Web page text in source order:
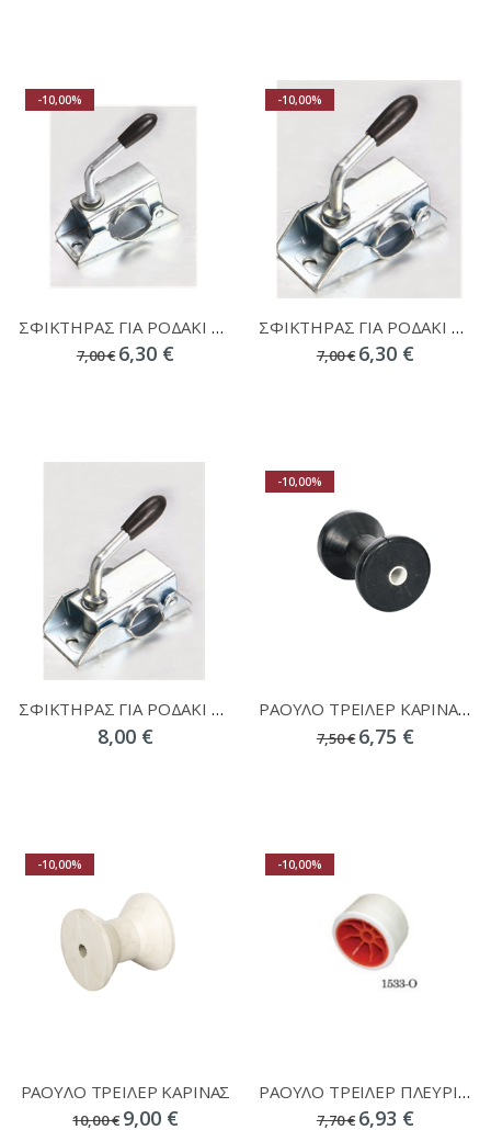
-10,00%
ΣΦΙΚΤΗΡΑΣ ΓΙΑ ΡΟΔΑΚΙ ΤΡΕΙΛΕΡ Φ 48mm 800Kgr 1510
7,00 € 6,30 €
-10,00%
ΣΦΙΚΤΗΡΑΣ ΓΙΑ ΡΟΔΑΚΙ ΤΡΕΙΛΕΡ Φ 35mm 800Kgr 1510-1
7,00 € 6,30 €
ΣΦΙΚΤΗΡΑΣ ΓΙΑ ΡΟΔΑΚΙ ΤΡΕΙΛΕΡ 1510
8,00 €
-10,00%
ΡΑΟΥΛΟ ΤΡΕΙΛΕΡ ΚΑΡΙΝΑΣ ΕΛΑΣΤΙΚΟ 1519-B
7,50 € 6,75 €
-10,00%
ΡΑΟΥΛΟ ΤΡΕΙΛΕΡ ΚΑΡΙΝΑΣ
10,00 € 9,00 €
-10,00%
ΡΑΟΥΛΟ ΤΡΕΙΛΕΡ ΠΛΕΥΡΙΚΟ ΛΕΥΚΟ/ΠΟΡΤΟΚ ΑΚΤΙΝΑ 110Χ68mm
7,70 € 6,93 €